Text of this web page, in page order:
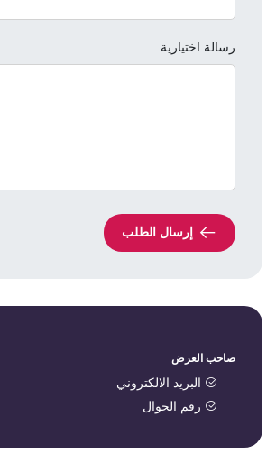
رسالة اختيارية
إرسال الطلب
صاحب العرض
البريد الالكتروني
رقم الجوال